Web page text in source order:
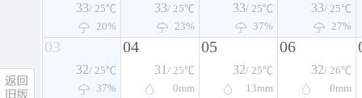
33/ 25℃
20%
33/ 25℃
23%
33/ 25℃
37%
33/ 25℃
27%
03
32/ 25℃
37%
04
31 / 25℃
0mm
05
32/ 25℃
13mm
06
32/ 26℃
0mm